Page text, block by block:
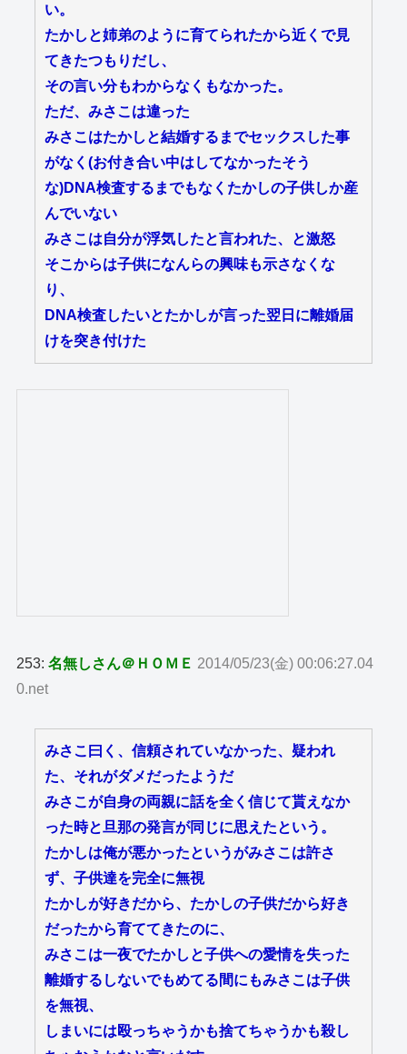
い。
たかしと姉弟のように育てられたから近くで見
てきたつもりだし、
その言い分もわからなくもなかった。
ただ、みさこは違った
みさこはたかしと結婚するまでセックスした事
がなく(お付き合い中はしてなかったそう
な)DNA検査するまでもなくたかしの子供しか産
んでいない
みさこは自分が浮気したと言われた、と激怒
そこからは子供になんらの興味も示さなくな
り、
DNA検査したいとたかしが言った翌日に離婚届
けを突き付けた
253:名無しさん＠ＨＯＭＥ 2014/05/23(金) 00:06:27.04
0.net
みさこ曰く、信頼されていなかった、疑われ
た、それがダメだったようだ
みさこが自身の両親に話を全く信じて貰えなか
った時と旦那の発言が同じに思えたという。
たかしは俺が悪かったというがみさこは許さ
ず、子供達を完全に無視
たかしが好きだから、たかしの子供だから好き
だったから育ててきたのに、
みさこは一夜でたかしと子供への愛情を失った
離婚するしないでもめてる間にもみさこは子供
を無視、
しまいには殴っちゃうかも捨てちゃうかも殺し